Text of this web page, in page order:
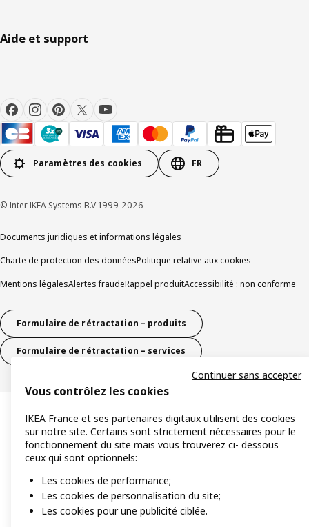
Aide et support
Paramètres des cookies FR
© Inter IKEA Systems B.V 1999-2026
Documents juridiques et informations légales
Charte de protection des donnéesPolitique relative aux cookies
Mentions légalesAlertes fraudeRappel produitAccessibilité : non conforme
Formulaire de rétractation – produits
Formulaire de rétractation – services
Vous contrôlez les cookies
IKEA France et ses partenaires digitaux utilisent des cookies
sur notre site. Certains sont strictement nécessaires pour le
fonctionnement du site mais vous trouverez ci- dessous
ceux qui sont optionnels:
Les cookies de performance;
Les cookies de personnalisation du site;
Les cookies pour une publicité ciblée.
Continuer sans accepter